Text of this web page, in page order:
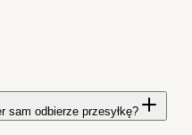
sam odbierze przesyłkę?